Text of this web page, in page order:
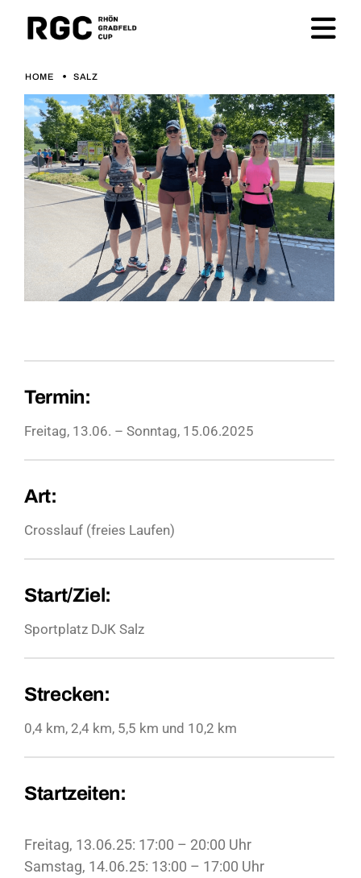
HOME SALZ
Termin:
Freitag, 13.06. – Sonntag, 15.06.2025
Art:
Crosslauf (freies Laufen)
Start/Ziel:
Sportplatz DJK Salz
Strecken:
0,4 km, 2,4 km, 5,5 km und 10,2 km
Startzeiten:
Freitag, 13.06.25: 17:00 – 20:00 Uhr
Samstag, 14.06.25: 13:00 – 17:00 Uhr